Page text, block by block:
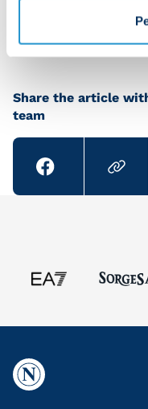
Share the article
team